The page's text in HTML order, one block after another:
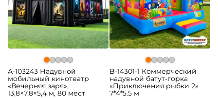
A-103243 Надувной
мобильный кинотеатр
«Вечерняя заря»,
13,8×7,8×5,4 м, 80 мест
B-14301-1 Коммерческий
надувной батут-горка
«Приключения рыбки 2»
7*4*5.5 м